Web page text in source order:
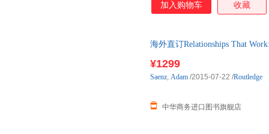
加入购物车 收藏
海外直订Relationships That
¥1299
中华商务进口图书旗舰店
Saenz, Adam /2015-07-22 /Routledge